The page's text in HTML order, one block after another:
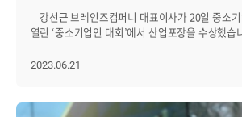
효율성을 향상시킬 수 있는지 선 보였습니다. 이번 세미나에는
영진인포텍, 한신정보, 시원 등 협력업체 관계자
디와이, 더존비즈온 같은 고객사에서도 참여했습
정기적인 온라인 교육을 희망한다는 의견을 주셨습
되었다고 합니다. 세미나를 주관한 소감은 “제
강선근 브레인즈컴퍼니 대표이사가 20일 중소
열린 ‘중소기업인 대회’에서 산업포장을 수상했습니다. 올해 34
공헌한 중소/벤처기업인의 성과를 되짚어 보고, 자긍심을 높이는 중소
평가하며 일회성 공적이 아닌 얼마나 꾸준한 업적
2023.06.21